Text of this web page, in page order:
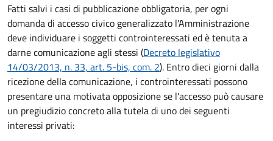
Fatti salvi i casi di pubblicazione obbligatoria, per ogni
domanda di accesso civico generalizzato l'Amministrazione
deve individuare i soggetti controinteressati ed è tenuta a
darne comunicazione agli stessi (Decreto legislativo
14/03/2013, n. 33, art. 5-bis, com. 2). Entro dieci giorni dalla
ricezione della comunicazione, i controinteressati possono
presentare una motivata opposizione se l'accesso può causare
un pregiudizio concreto alla tutela di uno dei seguenti
interessi privati: